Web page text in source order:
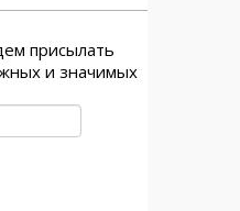
присылать
и значимых